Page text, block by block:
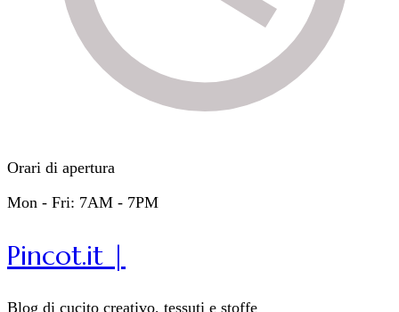
Orari di apertura
Mon - Fri: 7AM - 7PM
Pincot.it |
Blog di cucito creativo, tessuti e stoffe